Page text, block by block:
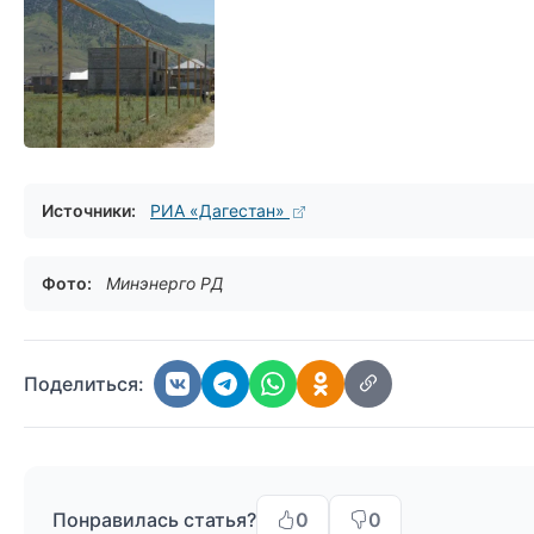
Источники: РИА «Дагестан»
Фото: Минэнерго РД
Поделиться:
Понравилась статья? 0 0